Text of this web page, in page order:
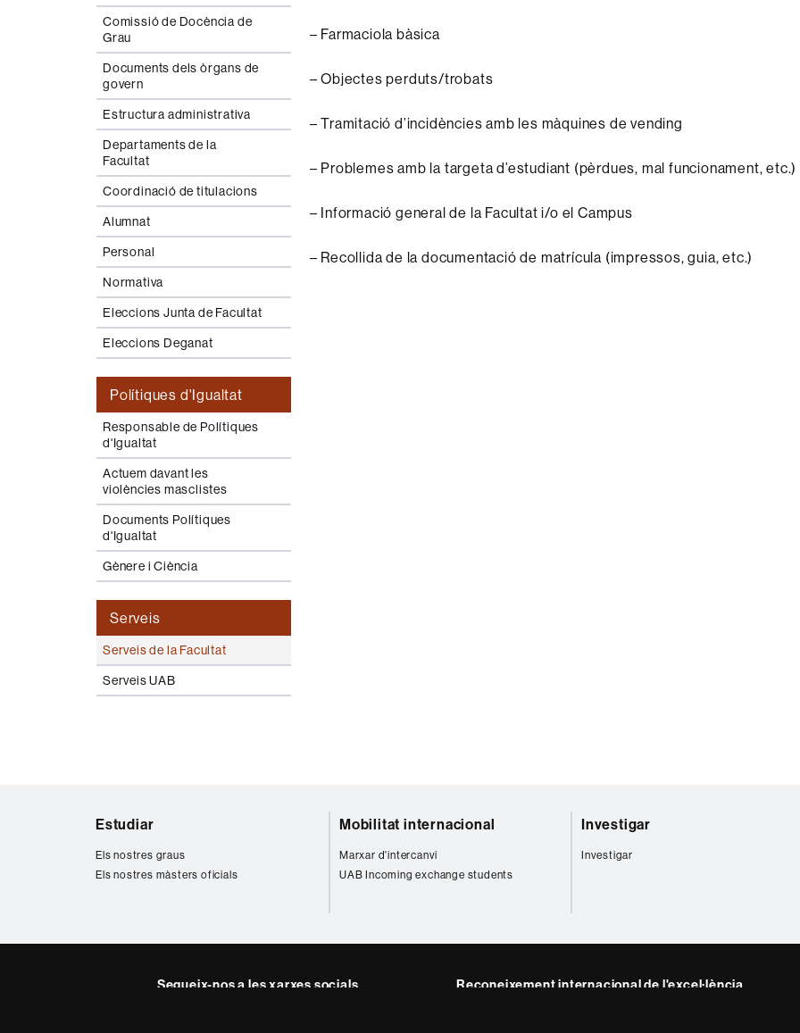
Comissió de Docència de
Grau
Documents dels òrgans de
govern
Estructura administrativa
Departaments de la
Facultat
Coordinació de titulacions
Alumnat
Personal
Normativa
Eleccions Junta de Facultat
Eleccions Deganat
Polítiques d'Igualtat
Responsable de Polítiques
d'Igualtat
Actuem davant les
violències masclistes
Documents Polítiques
d'Igualtat
Gènere i Ciència
Serveis
Serveis de la Facultat
Serveis UAB
– Farmaciola bàsica
– Objectes perduts/trobats
– Tramitació d’incidències amb les màquines de vending
– Problemes amb la targeta d’estudiant (pèrdues, mal funcionament, etc.)
– Informació general de la Facultat i/o el Campus
– Recollida de la documentació de matrícula (impressos, guia, etc.)
Estudiar
Els nostres graus
Els nostres màsters oficials
Mobilitat internacional
Marxar d'intercanvi
UAB Incoming exchange students
Investigar
Investigar
Segueix-nos a les xarxes socials Reconeixement internacional de l'excel·lència